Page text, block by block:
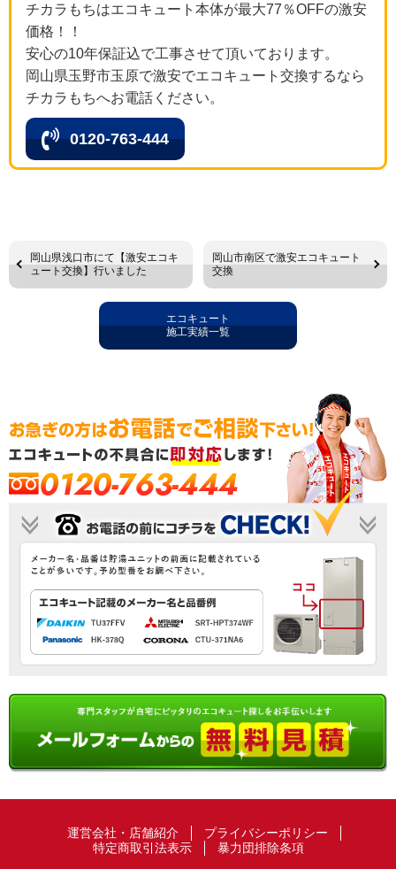
チカラもちはエコキュート本体が最大77％OFFの激安
価格！！
安心の10年保証込で工事させて頂いております。
岡山県玉野市玉原で激安でエコキュート交換するなら
チカラもちへお電話ください。
0120-763-444
岡山県浅口市にて【激安エコキ
ュート交換】行いました
岡山市南区で激安エコキュート
交換
エコキュート
施工実績一覧
0120-763-444
運営会社・店舗紹介
プライバシーポリシー
特定商取引法表示
暴力団排除条項